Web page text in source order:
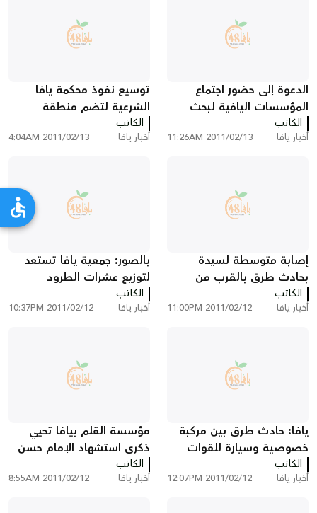
الدعوة إلى حضور اجتماع
المؤسسات اليافية لبحث
الانتهاكات المستمرة لمقبرة
القشلة
الكاتب
أخبار يافا 2011/02/13 11:26AM
توسيع نفوذ محكمة يافا
الشرعية لتضم منطقة
عسقلان
الكاتب
أخبار يافا 2011/02/13 4:04AM
إصابة متوسطة لسيدة
بحادث طرق بالقرب من
مدينة يافا
الكاتب
أخبار يافا 2011/02/12 11:00PM
بالصور: جمعية يافا تستعد
لتوزيع عشرات الطرود
الغذائية واللحوم يومي
الإثنين والثلاثاء القادمين
الكاتب
أخبار يافا 2011/02/12 10:37PM
يافا: حادث طرق بين مركبة
خصوصية وسيارة للقوات
الخاصة التابعة للشرطة
الكاتب
أخبار يافا 2011/02/12 12:07PM
مؤسسة القلم بيافا تحيي
ذكرى استشهاد الإمام حسن
البنّا
الكاتب
أخبار يافا 2011/02/12 8:55AM